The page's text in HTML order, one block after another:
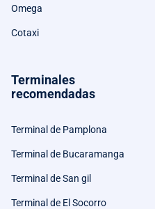
Omega
Cotaxi
Terminales
recomendadas
Terminal de Pamplona
Terminal de Bucaramanga
Terminal de San gil
Terminal de El Socorro